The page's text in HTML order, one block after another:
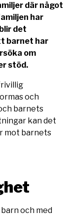
där något
har
det
barnet har
om
stöd.
och
barnets
kan det
mot barnets
och med